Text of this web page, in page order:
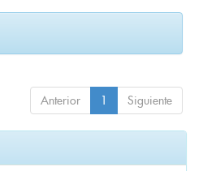
Anterior 1 Siguiente